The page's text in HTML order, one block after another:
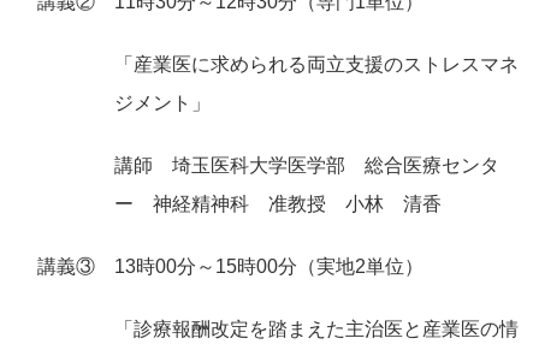
「産業医に求められる両立支援のストレスマネ
ジメント」
講師 埼玉医科大学医学部 総合医療センタ
ー 神経精神科 准教授 小林 清香
講義③ 13時00分～15時00分（実地2単位）
「診療報酬改定を踏まえた主治医と産業医の情